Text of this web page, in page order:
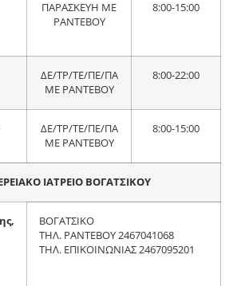
ΠΑΡΑΣΚΕΥΗ ΜΕ
ΡΑΝΤΕΒΟΥ
8:00-15:00
ΔΕ/ΤΡ/ΤΕ/ΠΕ/ΠΑ
ΜΕ ΡΑΝΤΕΒΟΥ
8:00-22:00
ΔΕ/ΤΡ/ΤΕ/ΠΕ/ΠΑ
ΜΕ ΡΑΝΤΕΒΟΥ
8:00-15:00
ΙΑΤΡΕΙΟ ΒΟΓΑΤΣΙΚΟΥ
ΒΟΓΑΤΣΙΚΟ
ΤΗΛ. ΡΑΝΤΕΒΟΥ 2467041068
ΤΗΛ. ΕΠΙΚΟΙΝΩΝΙΑΣ 2467095201